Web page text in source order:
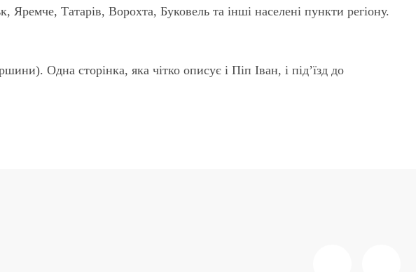
Яремче, Татарів, Ворохта, Буковель та інші населені пункти регіону.
Одна сторінка, яка чітко описує і Піп Іван, і під’їзд до